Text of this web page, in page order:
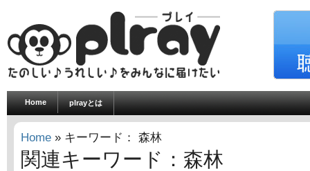
Home plrayとは
Home » キーワード： 森林
関連キーワード：森林